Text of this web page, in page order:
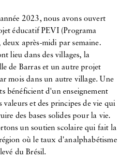
2023, nous avons ouvert
éducatif PEVI (Programa
après-midi par semaine.
lieu dans des villages, la
de Barras et un autre projet
mois dans un autre village. Une
bénéficient d'un enseignement
valeurs et des principes de vie qui
des bases solides pour la vie.
un soutien scolaire qui fait la
où le taux d'analphabétisme
du Brésil.